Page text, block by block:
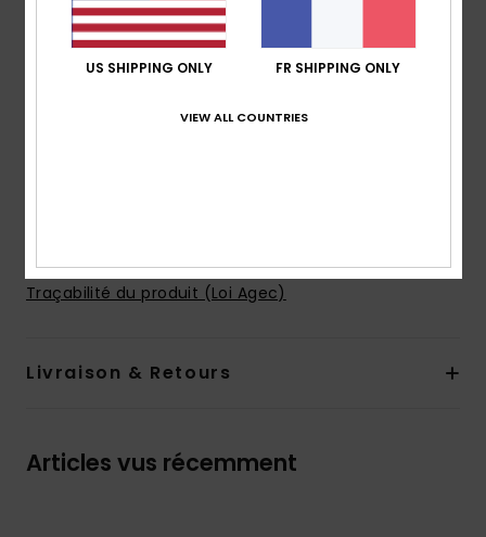
Longueur :16", coupe courte
Poches :poches à ouverture latérale
Poches à l'arrière
Traçabilité du produit (Loi Agec)
Livraison & Retours
Articles vus récemment
US SHIPPING ONLY FR SHIPPING ONLY
VIEW ALL COUNTRIES